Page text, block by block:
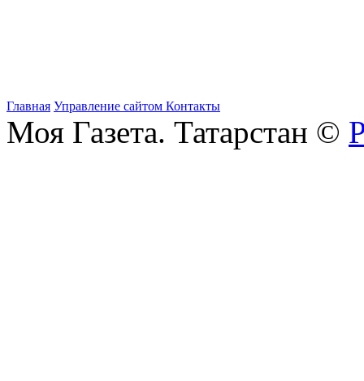
Главная Управление сайтом Контакты
Моя Газета. Татарстан ©